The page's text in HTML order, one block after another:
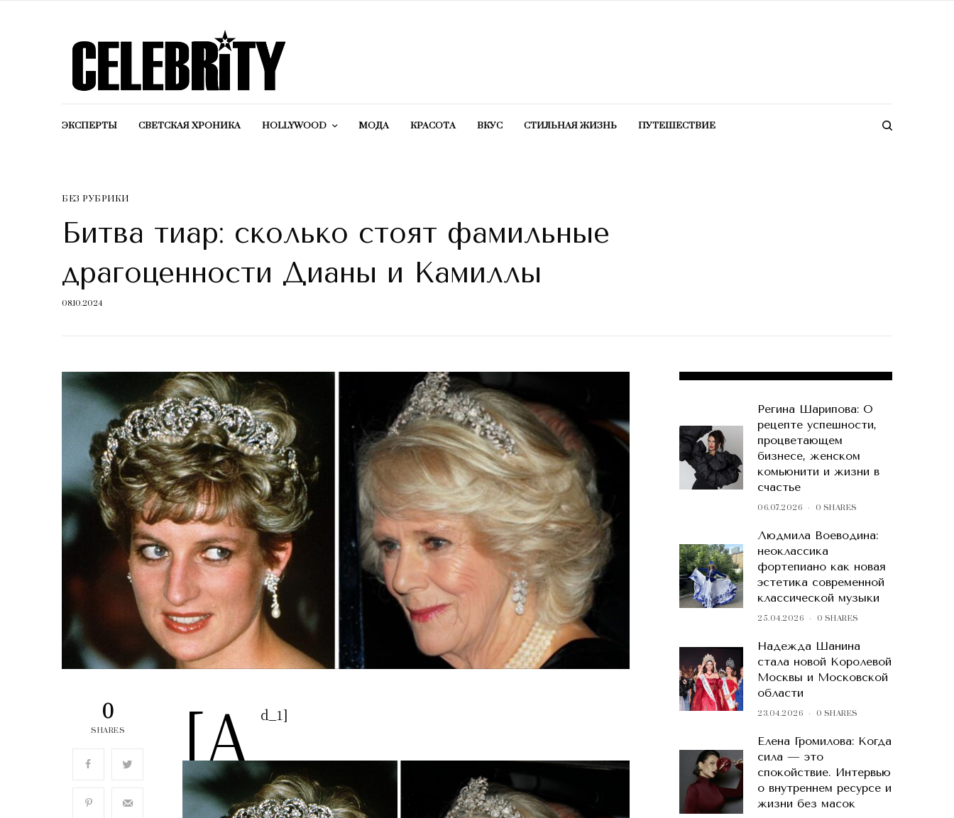
ЭКСПЕРТЫ СВЕТСКАЯ ХРОНИКА HOLLYWOOD МОДА КРАСОТA ВКУС СТИЛЬНАЯ ЖИЗНЬ ПУТЕШЕСТВИЕ
БЕЗ РУБРИКИ
Битва тиар: сколько стоят фамильные
драгоценности Дианы и Камиллы
08.10.2024
0
SHARES [a d_1]
Регина Шарипова: О
рецепте успешности,
процветающем
бизнесе, женском
комьюнити и жизни в
счастье
06.07.2026 0 SHARES
Людмила Воеводина:
неоклассика
фортепиано как новая
эстетика современной
классической музыки
25.04.2026 0 SHARES
Надежда Шанина
стала новой Королевой
Москвы и Московской
области
23.04.2026 0 SHARES
Елена Громилова: Когда
сила — это
спокойствие. Интервью
о внутреннем ресурсе и
жизни без масок